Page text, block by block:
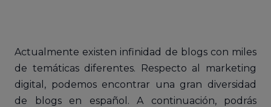
Actualmente existen infinidad de blogs con miles
de temáticas diferentes. Respecto al marketing
digital, podemos encontrar una gran diversidad
de blogs en español. A continuación, podrás